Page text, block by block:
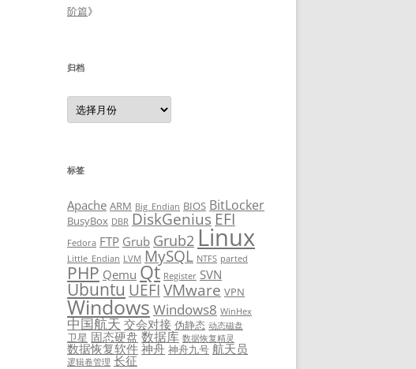
阶篇》
归档
归
档
标签
Apache ARM Big_Endian BIOS BitLocker
BusyBox DBR DiskGenius EFI
Fedora FTP Grub Grub2 Linux
Little_Endian LVM MySQL NTFS parted
PHP Qemu Qt Register SVN
Ubuntu UEFI VMware VPN
Windows Windows8 WinHex
中国航天 交会对接 伪静态 动态磁盘
卫星 固态硬盘 数据库 数据恢复精灵
数据恢复软件 神舟 神舟九号 航天员
逻辑卷管理 长征